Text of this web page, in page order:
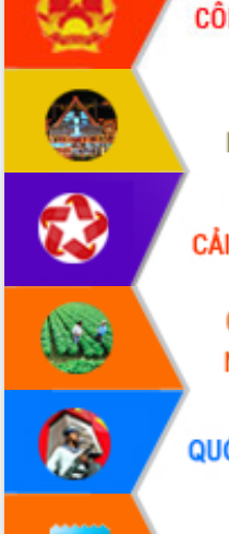
UBND tỉnh họp báo định kỳ tháng 4
năm 2026
Hội thảo khoa học “Giải pháp thúc đẩy
phát triển nền kinh tế xanh tại tỉnh
Đắk Lắk”
Tăng cường giám sát, đôn đốc thực
hiện nhiệm vụ quản lý tài sản công
Tháo gỡ những vướng mắc, đẩy mạnh
công tác cải cách thủ tục hành chính
tại Trung tâm Phục vụ hành chính
Đắk Lắk: Tôn vinh 46 giải pháp tại Hội
thi Sáng tạo Kỹ thuật 2024 - 2025
Đắk Lắk rà soát, điều chỉnh Đề án 190
về phát triển nuôi trồng thủy sản
Phó Chủ tịch UBND tỉnh Đắk Lắk
Trương Công Thái kiểm tra thực địa
Dự án cao tốc Khánh Hòa - Buôn Ma
Thuột
Định vị cà phê Việt Nam như một “di
sản sống” trong dòng chảy toàn cầu